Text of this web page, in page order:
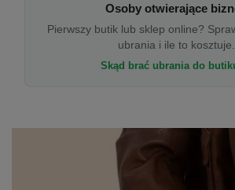
Osoby otwierające
Pierwszy butik lub sklep online?
ubrania i ile to kosztuje.
Skąd brać ubrania do